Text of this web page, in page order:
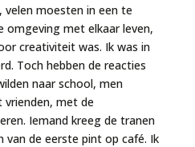
moesten in een te
omgeving met elkaar leven,
creativiteit was. Ik was in
Toch hebben de reacties
naar school, men
met de
Iemand kreeg de tranen
van de eerste pint op café. Ik